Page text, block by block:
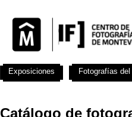
Catálogo de
Exposiciones Fotografías del